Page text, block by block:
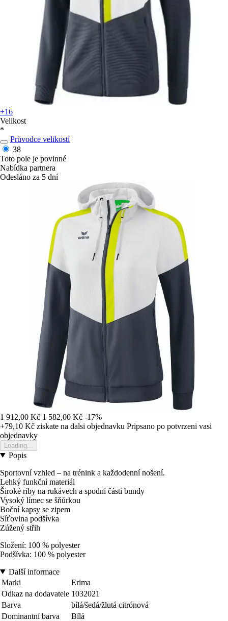
+16
Velikost
*
Průvodce velikostí
38
Toto pole je povinné
Nabídka partnera
Odesláno za 5 dní
1 912,00 Kč 1 582,00 Kč -17%
+79,10 Kč ziskate na dalsi objednavku Pripsano po potvrzeni vasi
objednavky
Loading...
Popis
Sportovní vzhled – na trénink a každodenní nošení.
Lehký funkční materiál
Široké riby na rukávech a spodní části bundy
Vysoký límec se šňůrkou
Boční kapsy se zipem
Síťovina podšívka
Zúžený střih
Složení: 100 % polyester
Podšívka: 100 % polyester
Další informace
Marki
Erima
Odkaz na dodavatele 1032021
Barva
bílá/šedá/žlutá citrónová
Dominantní barva
Bílá